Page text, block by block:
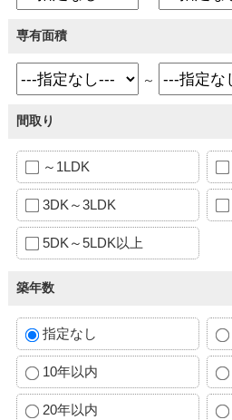
専有面積
～
間取り
～1LDK
3DK～3LDK
5DK～5LDK以上
築年数
指定なし
10年以内
20年以内